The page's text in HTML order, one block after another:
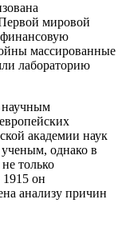
Первой мировой
массированные
лабораторию
научным
академии наук
однако в
только
1915 он
анализу причин